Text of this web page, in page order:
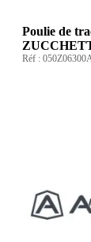
Poulie de
Réf :